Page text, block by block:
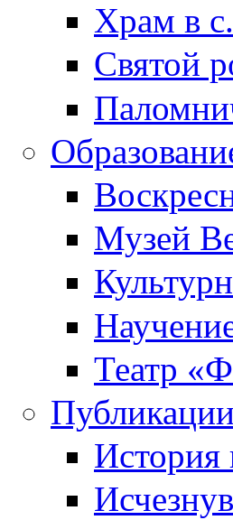
Храм в
Святой
Музей
Театр
Публикации
История